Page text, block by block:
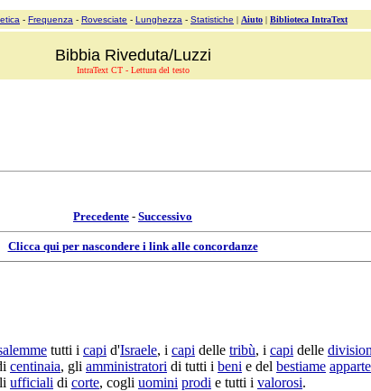
- Frequenza - Rovesciate - Lunghezza - Statistiche | Aiuto | Biblioteca IntraText
Bibbia Riveduta/Luzzi
IntraText CT - Lettura del testo
Precedente - Successivo
Clicca qui per nascondere i link alle concordanze
tutti i capi d'Israele, i capi delle tribù, i capi delle
centinaia, gli amministratori di tutti i beni e del bestiame
ufficiali di corte, cogli uomini prodi e tutti i valorosi.